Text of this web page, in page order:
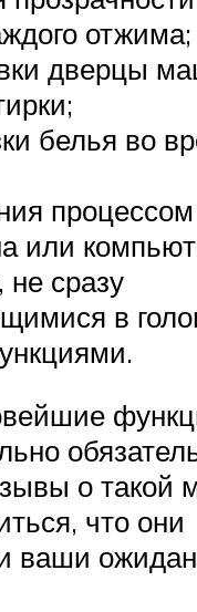
отжима;
дверцы
белья во
или
не сразу
в
о такой
что они
ваши